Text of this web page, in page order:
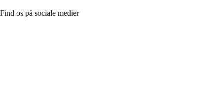
Find os på sociale medier